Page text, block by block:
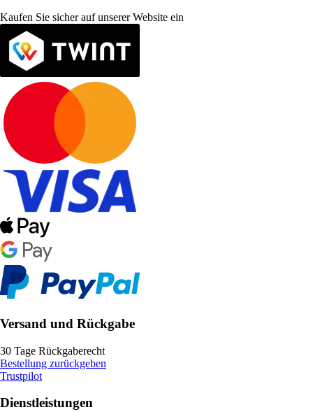
Kaufen Sie sicher auf unserer Website ein
Versand und Rückgabe
30 Tage Rückgaberecht
Bestellung zurückgeben
Trustpilot
Dienstleistungen